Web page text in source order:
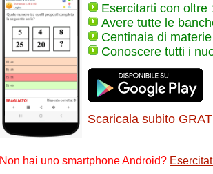
Esercitarti con oltre
Avere tutte le
Centinaia di
Conoscere tutti i
Scaricala subito
Non hai uno smartphone Android?